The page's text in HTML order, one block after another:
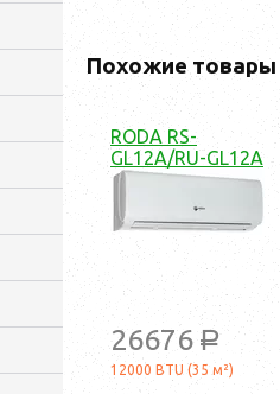
Похожие товары
RODA RS-
GL12A/RU-GL12A
26676 a
12000 BTU (35 м²)